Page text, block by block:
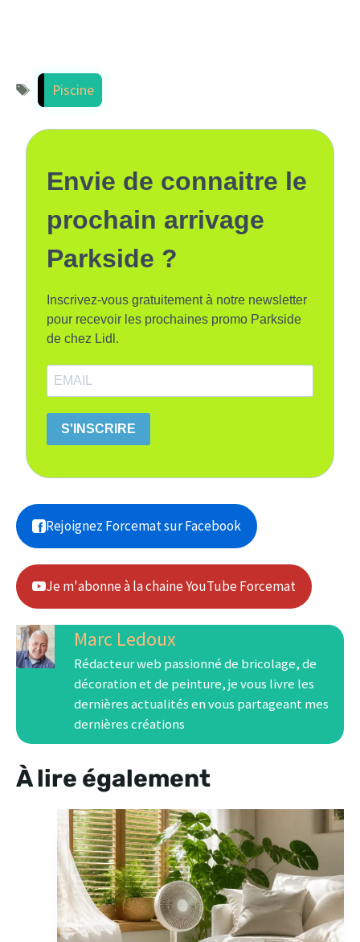
Étiquettes
Piscine
Envie de connaitre le
prochain arrivage
Parkside ?
Inscrivez-vous gratuitement à notre newsletter
pour recevoir les prochaines promo Parkside
de chez Lidl.
S'INSCRIRE
Rejoignez Forcemat sur Facebook
Je m'abonne à la chaine YouTube Forcemat
Marc Ledoux
Rédacteur web passionné de bricolage, de
décoration et de peinture, je vous livre les
dernières actualités en vous partageant mes
dernières créations
À lire également